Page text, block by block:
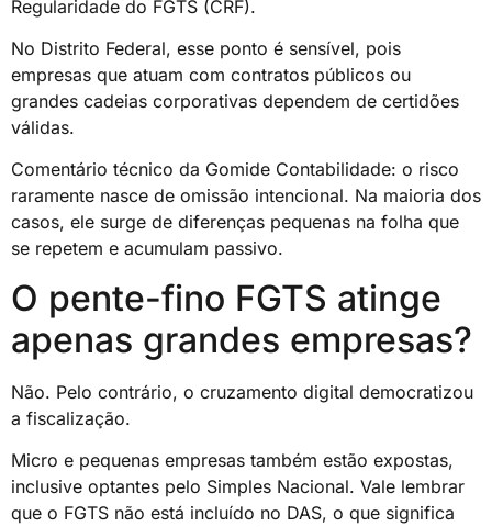
Regularidade do FGTS (CRF).
No Distrito Federal, esse ponto é sensível, pois
empresas que atuam com contratos públicos ou
grandes cadeias corporativas dependem de certidões
válidas.
Comentário técnico da Gomide Contabilidade: o risco
raramente nasce de omissão intencional. Na maioria dos
casos, ele surge de diferenças pequenas na folha que
se repetem e acumulam passivo.
O pente-fino FGTS atinge
apenas grandes empresas?
Não. Pelo contrário, o cruzamento digital democratizou
a fiscalização.
Micro e pequenas empresas também estão expostas,
inclusive optantes pelo Simples Nacional. Vale lembrar
que o FGTS não está incluído no DAS, o que significa